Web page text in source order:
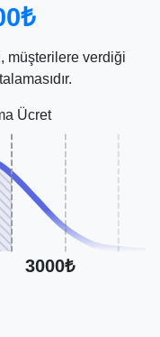
müşterilere verdiği
Ücret
3000₺